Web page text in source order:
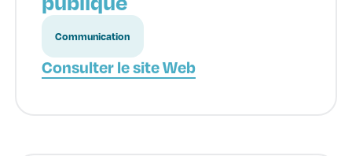
Communication
Consulter le site Web